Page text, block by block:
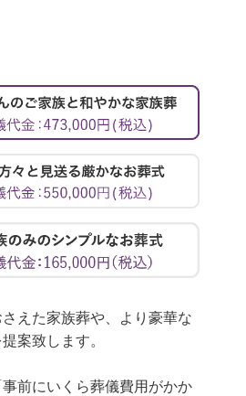
えた家族葬や、より豪華な
案致します。
前にいくら葬儀費用がかか